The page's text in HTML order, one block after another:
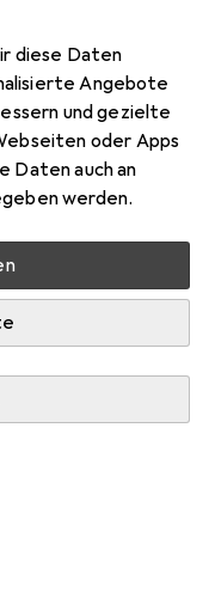
diese Daten
Angebote
und gezielte
oder Apps
Daten auch an
werden.
Light
Cream
12 g - Shade: